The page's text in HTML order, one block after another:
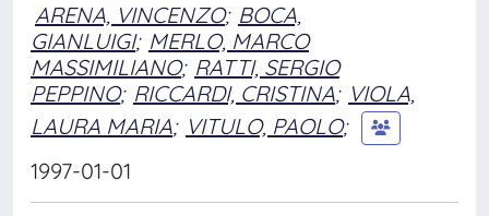
ARENA, VINCENZO; BOCA,
GIANLUIGI; MERLO, MARCO
MASSIMILIANO; RATTI, SERGIO
PEPPINO; RICCARDI, CRISTINA; VIOLA,
LAURA MARIA; VITULO, PAOLO;
1997-01-01